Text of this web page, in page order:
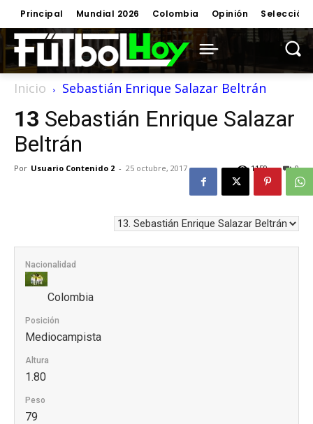
Principal Mundial 2026 Colombia Opinión Selección
Inicio Sebastián Enrique Salazar Beltrán
13 Sebastián Enrique Salazar
Beltrán
Por Usuario Contenido 2 - 25 octubre, 2017 0
1159
Nacionalidad
Colombia
Posición
Mediocampista
Altura
1.80
Peso
79